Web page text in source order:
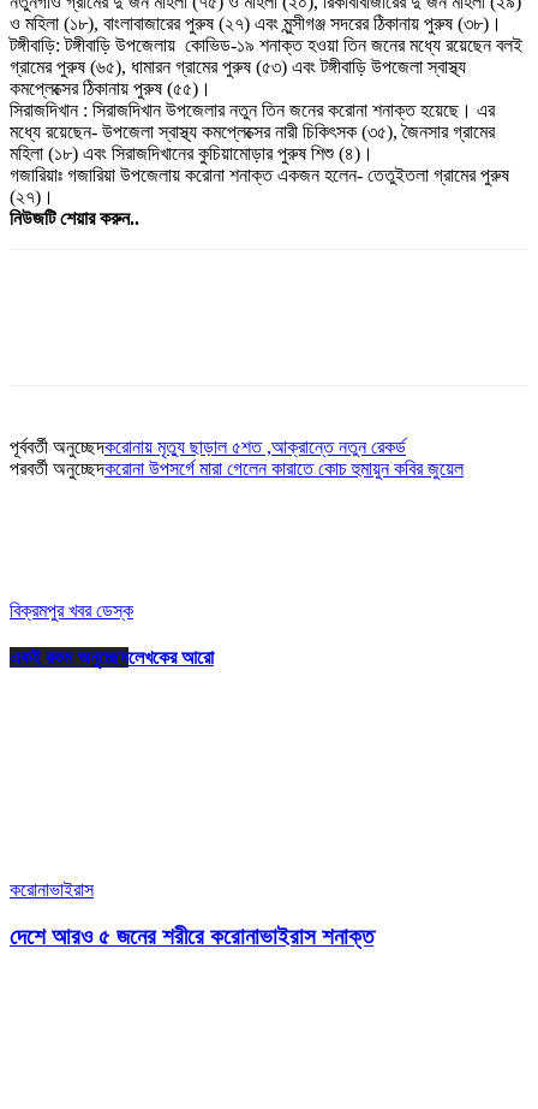
ও মহিলা (১৮), বাংলাবাজারের পুরুষ (২৭) এবং মুন্সীগঞ্জ সদরের ঠিকানায় পুরুষ (৩৮)।
টঙ্গীবাড়ি: টঙ্গীবাড়ি উপজেলায় কোভিড-১৯ শনাক্ত হওয়া তিন জনের মধ্যে রয়েছেন বলই
গ্রামের পুরুষ (৬৫), ধামারন গ্রামের পুরুষ (৫৩) এবং টঙ্গীবাড়ি উপজেলা স্বাস্থ্য
কমপ্লেক্সের ঠিকানায় পুরুষ (৫৫)।
সিরাজদিখান : সিরাজদিখান উপজেলার নতুন তিন জনের করোনা শনাক্ত হয়েছে। এর
মধ্যে রয়েছেন- উপজেলা স্বাস্থ্য কমপ্লেক্সের নারী চিকিৎসক (৩৫), জৈনসার গ্রামের
মহিলা (১৮) এবং সিরাজদিখানের কুচিয়ামোড়ার পুরুষ শিশু (৪)।
গজারিয়াঃ গজারিয়া উপজেলায় করোনা শনাক্ত একজন হলেন- তেতুইতলা গ্রামের পুরুষ
(২৭)।
নিউজটি শেয়ার করুন..
পূর্ববর্তী অনুচ্ছেদকরোনায় মৃত্যু ছাড়াল ৫শত ,আক্রান্তে নতুন রেকর্ড
পরবর্তী অনুচ্ছেদকরোনা উপসর্গে মারা গেলেন কারাতে কোচ হুমায়ুন কবির জুয়েল
বিক্রমপুর খবর ডেস্ক
একই রকম অনুচ্ছেদলেখকের আরো
করোনাভাইরাস
দেশে আরও ৫ জনের শরীরে করোনাভাইরাস শনাক্ত